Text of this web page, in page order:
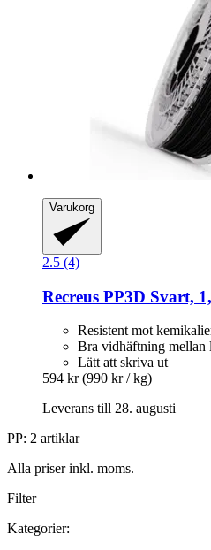
Varukorg
2.5 (4)
Recreus PP3D Svart,
Resistent mot
Bra vidhäftning mellan
Lätt att skriva ut
594 kr (990 kr / kg)
Leverans till 28. augusti
PP: 2 artiklar
Alla priser inkl. moms.
Filter
Kategorier: